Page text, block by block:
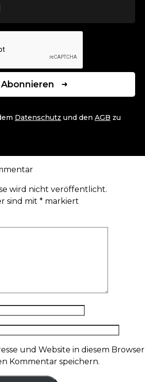
Abonnieren
Datenschutz und den AGB zu
wird nicht veröffentlicht.
sind mit * markiert
und Website in diesem Browser
Kommentar speichern.